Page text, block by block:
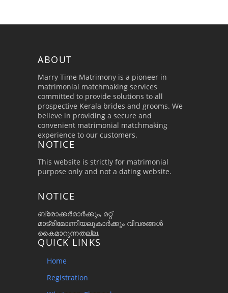
ABOUT
Marry Time Matrimony is a pioneer in
matrimonial matchmaking services
committed to provide solutions to all
prospective Kerala brides and grooms. We
believe in providing a secure and
convenient matrimonial matchmaking
experience to our customers.
NOTICE
This website is strictly for matrimonial
purpose only and not a dating website.
NOTICE
ബ്രോക്കർമാർക്കും, മറ്റ്
മാട്രിമോണിയലുകാർക്കും വിവരങ്ങൾ
കൈമാറുന്നതല്ല.
QUICK LINKS
Home
Registration